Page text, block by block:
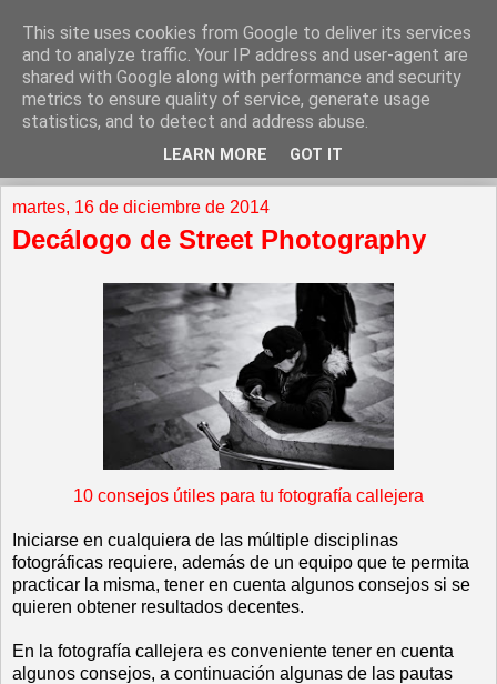
martes, 16 de diciembre de 2014
Decálogo de Street Photography
10 consejos útiles para tu fotografía callejera
Iniciarse en cualquiera de las múltiple disciplinas
fotográficas requiere, además de un equipo que te permita
practicar la misma, tener en cuenta algunos consejos si se
quieren obtener resultados decentes.
En la fotografía callejera es conveniente tener en cuenta
algunos consejos, a continuación algunas de las pautas
This site uses cookies from Google to deliver its services
and to analyze traffic. Your IP address and user-agent are
shared with Google along with performance and security
metrics to ensure quality of service, generate usage
statistics, and to detect and address abuse.
LEARN MORE GOT IT